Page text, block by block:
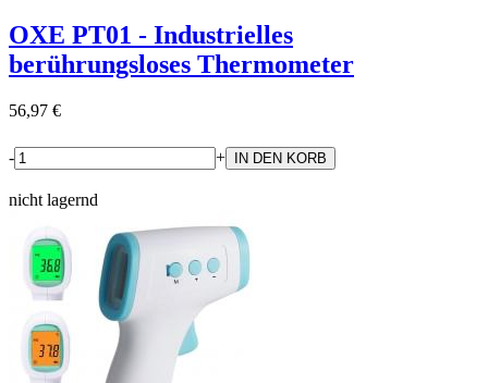
OXE PT01 - Industrielles
berührungsloses Thermometer
56,97 €
- +
nicht lagernd